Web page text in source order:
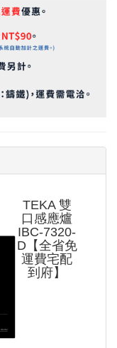
TEKA 雙
口感應爐
IBC-7320-
D【全省免
運費宅配
到府】